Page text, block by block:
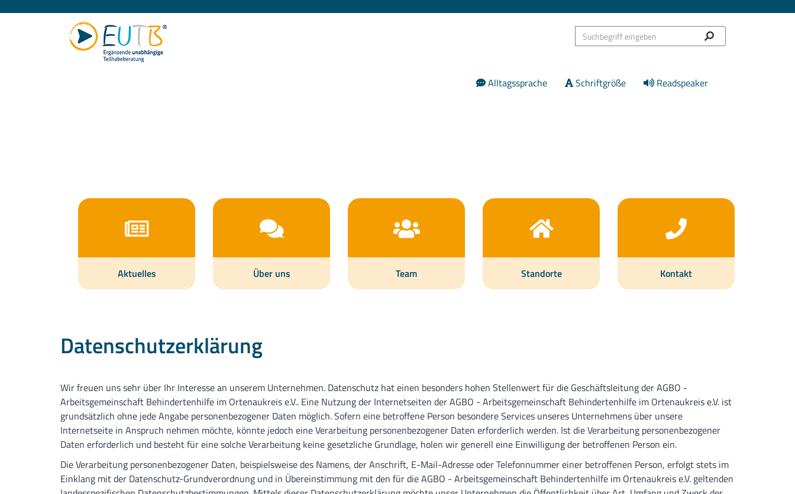
Alltagssprache Schriftgröße Readspeaker
Aktuelles Über uns Team Standorte Kontakt
Datenschutzerklärung
Wir freuen uns sehr über Ihr Interesse an unserem Unternehmen. Datenschutz hat einen besonders hohen Stellenwert für die Geschäftsleitung der AGBO -
Arbeitsgemeinschaft Behindertenhilfe im Ortenaukreis e.V.. Eine Nutzung der Internetseiten der AGBO - Arbeitsgemeinschaft Behindertenhilfe im Ortenaukreis e.V. ist
grundsätzlich ohne jede Angabe personenbezogener Daten möglich. Sofern eine betroffene Person besondere Services unseres Unternehmens über unsere
Internetseite in Anspruch nehmen möchte, könnte jedoch eine Verarbeitung personenbezogener Daten erforderlich werden. Ist die Verarbeitung personenbezogener
Daten erforderlich und besteht für eine solche Verarbeitung keine gesetzliche Grundlage, holen wir generell eine Einwilligung der betroffenen Person ein.
Die Verarbeitung personenbezogener Daten, beispielsweise des Namens, der Anschrift, E-Mail-Adresse oder Telefonnummer einer betroffenen Person, erfolgt stets im
Einklang mit der Datenschutz-Grundverordnung und in Übereinstimmung mit den für die AGBO - Arbeitsgemeinschaft Behindertenhilfe im Ortenaukreis e.V. geltenden